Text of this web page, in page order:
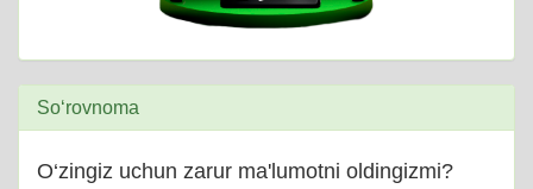
So‘rovnoma
O‘zingiz uchun zarur ma'lumotni oldingizmi?